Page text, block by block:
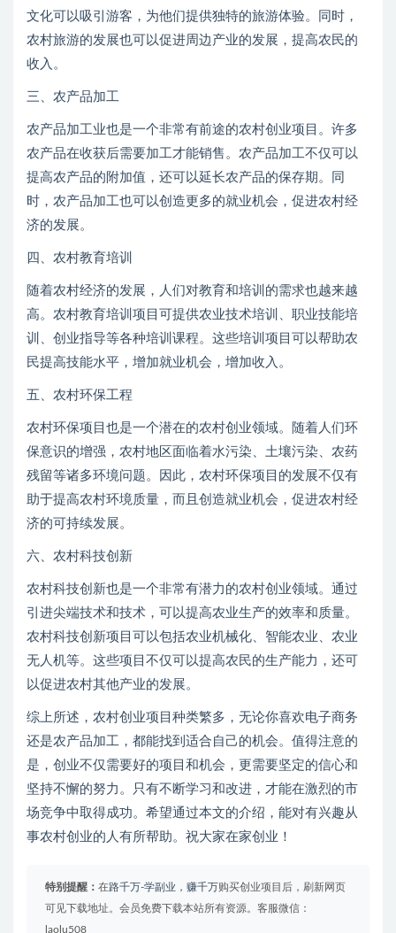
文化可以吸引游客，为他们提供独特的旅游体验。同时，
农村旅游的发展也可以促进周边产业的发展，提高农民的
收入。
三、农产品加工
农产品加工业也是一个非常有前途的农村创业项目。许多
农产品在收获后需要加工才能销售。农产品加工不仅可以
提高农产品的附加值，还可以延长农产品的保存期。同
时，农产品加工也可以创造更多的就业机会，促进农村经
济的发展。
四、农村教育培训
随着农村经济的发展，人们对教育和培训的需求也越来越
高。农村教育培训项目可提供农业技术培训、职业技能培
训、创业指导等各种培训课程。这些培训项目可以帮助农
民提高技能水平，增加就业机会，增加收入。
五、农村环保工程
农村环保项目也是一个潜在的农村创业领域。随着人们环
保意识的增强，农村地区面临着水污染、土壤污染、农药
残留等诸多环境问题。因此，农村环保项目的发展不仅有
助于提高农村环境质量，而且创造就业机会，促进农村经
济的可持续发展。
六、农村科技创新
农村科技创新也是一个非常有潜力的农村创业领域。通过
引进尖端技术和技术，可以提高农业生产的效率和质量。
农村科技创新项目可以包括农业机械化、智能农业、农业
无人机等。这些项目不仅可以提高农民的生产能力，还可
以促进农村其他产业的发展。
综上所述，农村创业项目种类繁多，无论你喜欢电子商务
还是农产品加工，都能找到适合自己的机会。值得注意的
是，创业不仅需要好的项目和机会，更需要坚定的信心和
坚持不懈的努力。只有不断学习和改进，才能在激烈的市
场竞争中取得成功。希望通过本文的介绍，能对有兴趣从
事农村创业的人有所帮助。祝大家在家创业！
特别提醒： 在路千万-学副业，赚千万购买创业项目后，刷新网页
可见下载地址。会员免费下载本站所有资源。客服微信：
laolu508